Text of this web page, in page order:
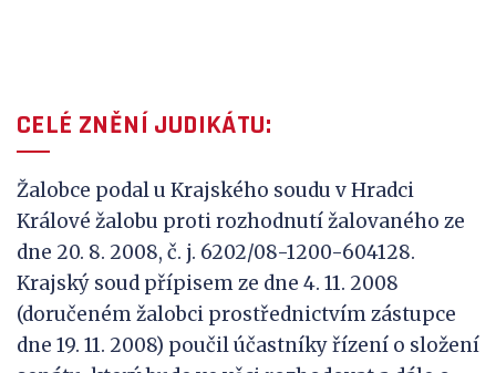
CELÉ ZNĚNÍ JUDIKÁTU:
Žalobce podal u Krajského soudu v Hradci
Králové žalobu proti rozhodnutí žalovaného ze
dne 20. 8. 2008, č. j. 6202/08-1200-604128.
Krajský soud přípisem ze dne 4. 11. 2008
(doručeném žalobci prostřednictvím zástupce
dne 19. 11. 2008) poučil účastníky řízení o složení